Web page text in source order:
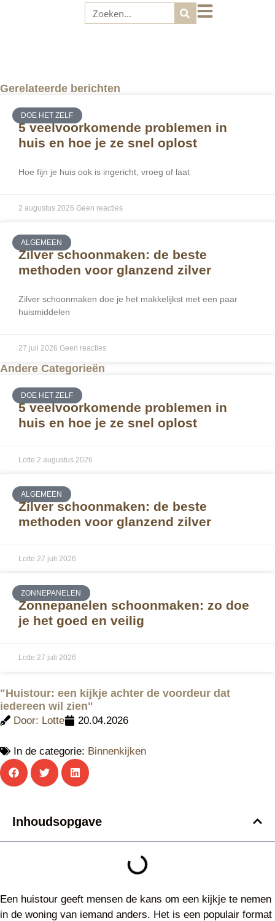
Gerelateerde berichten
DOE HET ZELF
5 veelvoorkomende problemen in
huis en hoe je ze snel oplost
Hoe fijn je huis ook is ingericht, vroeg of laat
2 augustus 2026 Geen reacties
ALGEMEEN
Zilver schoonmaken: de beste
methoden voor glanzend zilver
Zilver schoonmaken doe je het makkelijkst met een paar
huismiddelen
27 juli 2026 Geen reacties
Andere Categorieën
DOE HET ZELF
5 veelvoorkomende problemen in
huis en hoe je ze snel oplost
Lotte 2 augustus 2026
ALGEMEEN
Zilver schoonmaken: de beste
methoden voor glanzend zilver
Lotte 27 juli 2026
ZONNEPANELEN
Zonnepanelen schoonmaken: zo doe
je het goed en veilig
Lotte 27 juli 2026
"Huistour: een kijkje achter de voordeur dat
iedereen wil zien"
Door: Lotte 20.04.2026
In de categorie: Binnenkijken
Inhoudsopgave
Een huistour geeft mensen de kans om een kijkje te nemen
in de woning van iemand anders. Het is een populair format